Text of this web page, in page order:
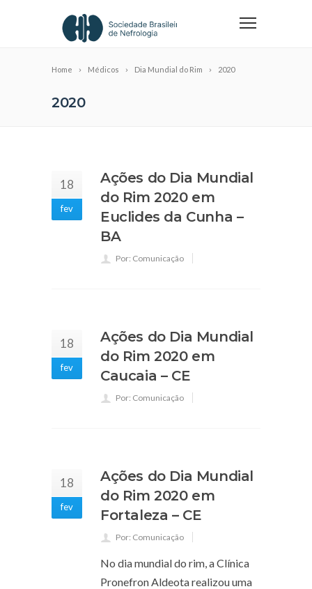
Home Médicos Dia Mundial do Rim 2020
2020
18
fev
Ações do Dia Mundial
do Rim 2020 em
Euclides da Cunha –
BA
Por: Comunicação
18
fev
Ações do Dia Mundial
do Rim 2020 em
Caucaia – CE
Por: Comunicação
18
fev
Ações do Dia Mundial
do Rim 2020 em
Fortaleza – CE
Por: Comunicação
No dia mundial do rim, a Clínica
Pronefron Aldeota realizou uma